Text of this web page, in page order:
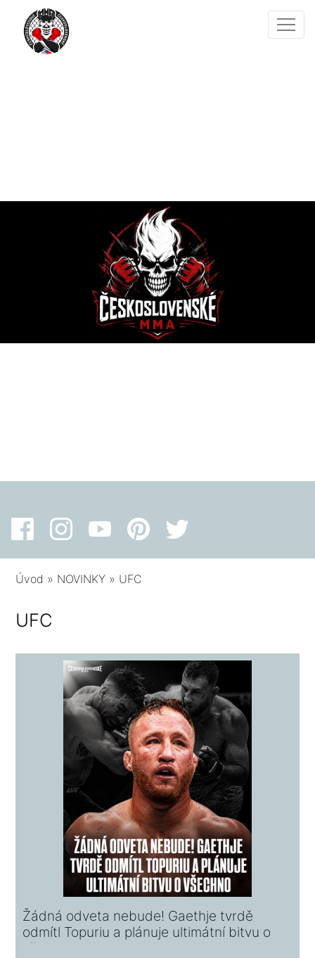
Úvod » NOVINKY » UFC
UFC
Žádná odveta nebude! Gaethje tvrdě
odmítl Topuriu a plánuje ultimátní bitvu o
všechno